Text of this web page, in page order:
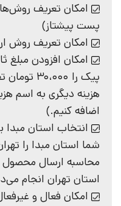
امکان تعریف
پست پیشتاز)
امکان تعریف روش
امکان افزودن مبلغ
پیک را
هزینه‌ دیگری به اسم
اضافه کنیم.)
انتخاب استان مبدا
شما استان مبدا را
محاسبه ارسال
استان تهران انجام
امکان فعال و